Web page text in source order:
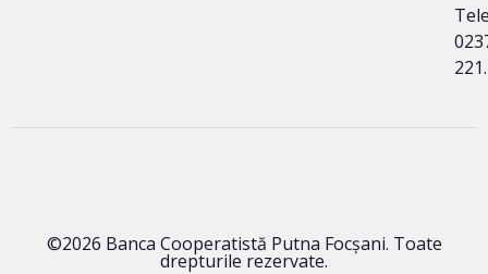
©2026 Banca Cooperatistă Putna Focșani. Toate
drepturile rezervate.